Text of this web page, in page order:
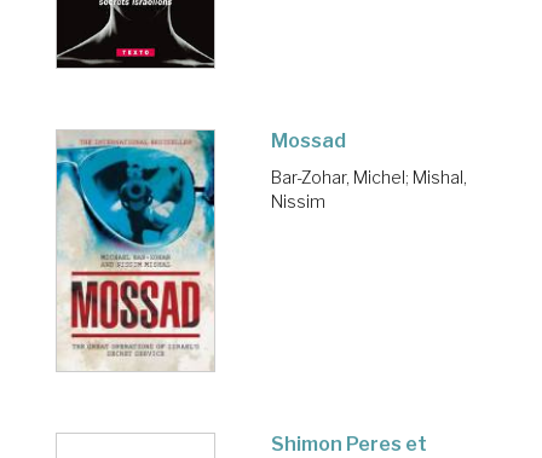
Mossad
Bar-Zohar, Michel; Mishal,
Nissim
Shimon Peres et